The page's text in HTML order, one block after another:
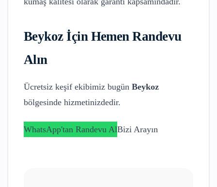
Beykozİçin Hemen Randevu
Alın
Ücretsiz keşif ekibimiz bugün Beykoz
bölgesinde hizmetinizdedir.
WhatsApp'tan Randevu AlBizi Arayın